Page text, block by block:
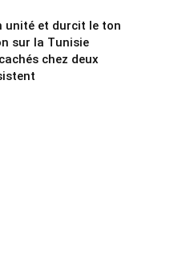
unité et durcit le ton
sur la Tunisie
chez deux